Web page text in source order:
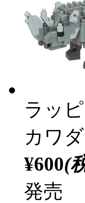
ラッ
カワダ
¥600(
発売